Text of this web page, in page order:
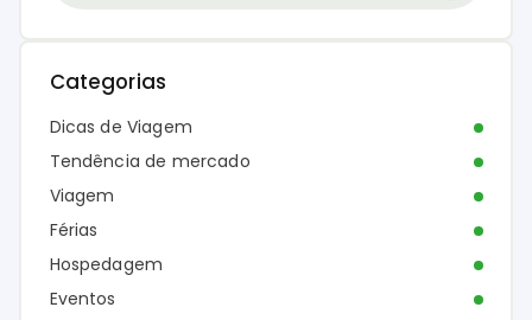
Categorias
Dicas de Viagem
Tendência de mercado
Viagem
Férias
Hospedagem
Eventos